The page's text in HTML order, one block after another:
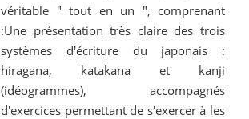
véritable " tout en un ", comprenant
:Une présentation très claire des trois
systèmes d'écriture du japonais :
hiragana, katakana et kanji
(idéogrammes), accompagnés
d'exercices permettant de s'exercer à les